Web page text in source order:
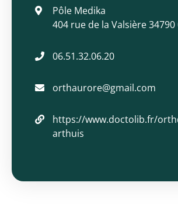
orthoptiste
Pôle Medika
404 rue de la Valsière 34790
06.51.32.06.20
orthaurore@gmail.com
https://www.doctolib.fr/
arthuis